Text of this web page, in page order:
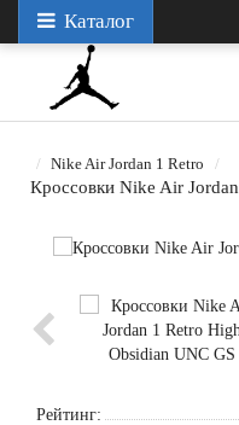
Каталог
Nike Air Jordan 1 Retro
Кроссовки Nike Air
Рейтинг: